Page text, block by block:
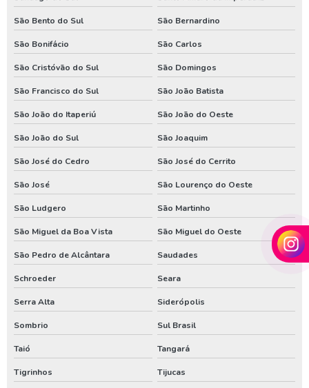
Venda de poço artesiano em santa catarina
Venda de poço artesiano no parana
São Bento do Sul São Bernardino
São Bonifácio São Carlos
São Cristóvão do Sul São Domingos
São Francisco do Sul São João Batista
São João do Itaperiú São João do Oeste
São João do Sul São Joaquim
São José do Cedro São José do Cerrito
São José São Lourenço do Oeste
São Ludgero São Martinho
São Miguel da Boa Vista São Miguel do Oeste
São Pedro de Alcântara Saudades
Schroeder Seara
Serra Alta Siderópolis
Sombrio Sul Brasil
Taió Tangará
Tigrinhos Tijucas